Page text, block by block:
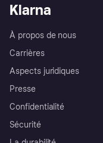
Klarna
À propos de nous
Carrières
Aspects juridiques
Presse
Confidentialité
Sécurité